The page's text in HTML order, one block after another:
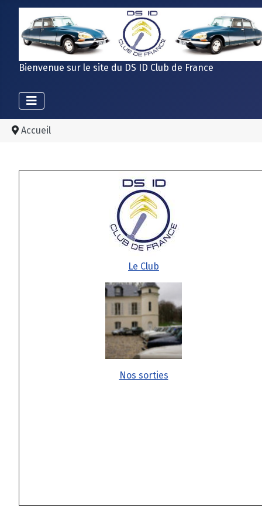
Bienvenue sur le site du DS ID Club de France
Accueil
Le Club
Nos sorties